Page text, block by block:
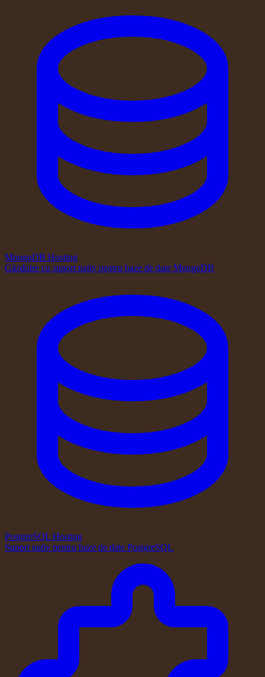
MongoDB Hosting
Găzduire cu suport nativ pentru baze de date MongoDB
PostgreSQL Hosting
Suport nativ pentru baze de date PostgreSQL